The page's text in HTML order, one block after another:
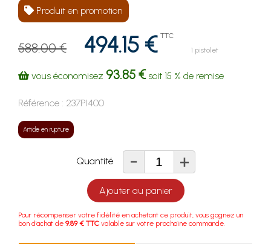
Produit en promotion
588.00 € 494.15 € TTC
1 pistolet
vous économisez 93.85 €soit 15 % de remise
Référence : 237PI400
Article en rupture
Quantité - +
Ajouter au panier
Pour récompenser votre fidélité en achetant ce produit, vous gagnez un
bon d'achat de 9.89 € TTC valable sur votre prochaine commande.